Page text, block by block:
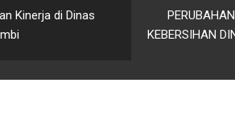
Kinerja di Dinas
KEBERSIHAN